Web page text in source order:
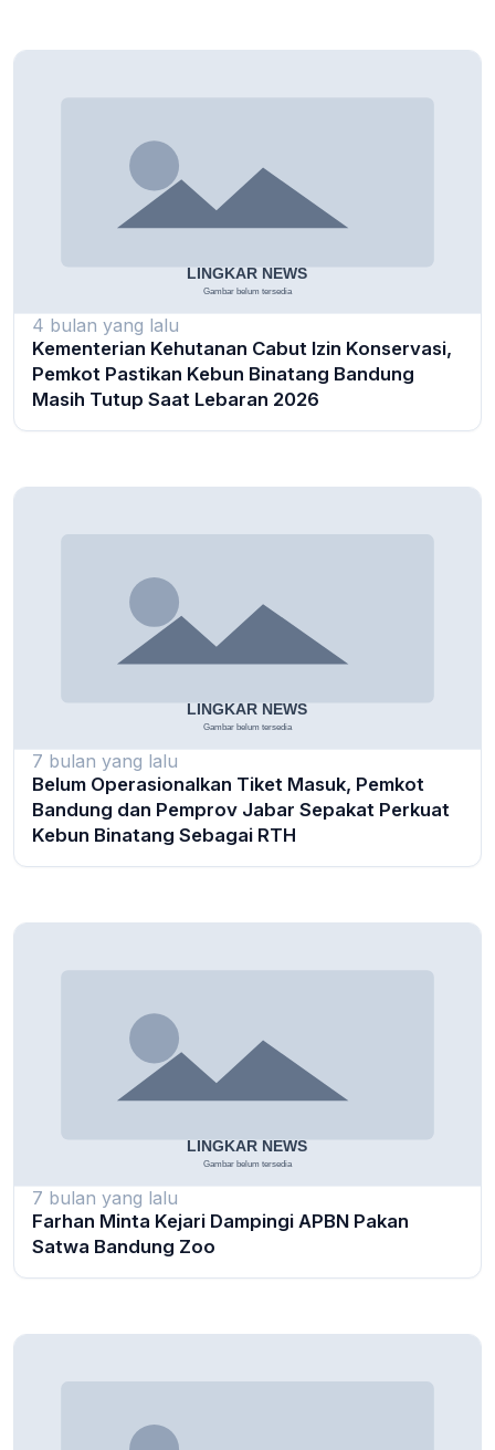
4 bulan yang lalu
Kementerian Kehutanan Cabut Izin Konservasi,
Pemkot Pastikan Kebun Binatang Bandung
Masih Tutup Saat Lebaran 2026
7 bulan yang lalu
Belum Operasionalkan Tiket Masuk, Pemkot
Bandung dan Pemprov Jabar Sepakat Perkuat
Kebun Binatang Sebagai RTH
7 bulan yang lalu
Farhan Minta Kejari Dampingi APBN Pakan
Satwa Bandung Zoo